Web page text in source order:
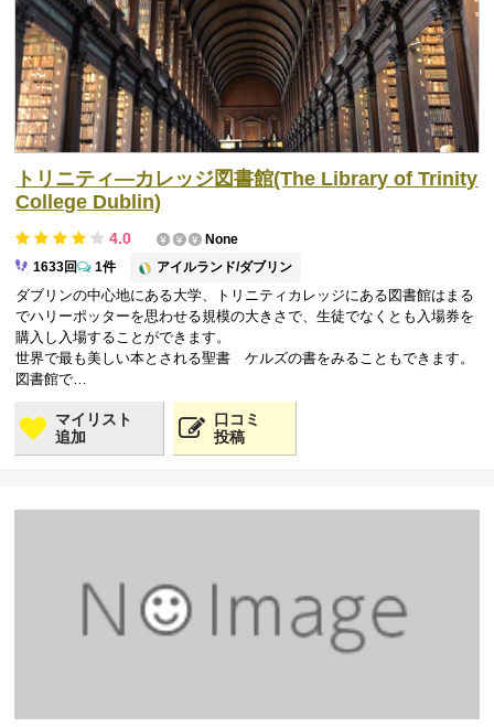
マイリスト
追加
口コミ
投稿
トリニティ―カレッジ図書館(The Library of Trinity
College Dublin)
4.0
アイルランド/ダブリン
1633回 1件
None
ダブリンの中心地にある大学、トリニティカレッジにある図書館はまる
でハリーポッターを思わせる規模の大きさで、生徒でなくとも入場券を
購入し入場することができます。
世界で最も美しい本とされる聖書 ケルズの書をみることもできます。
図書館で…